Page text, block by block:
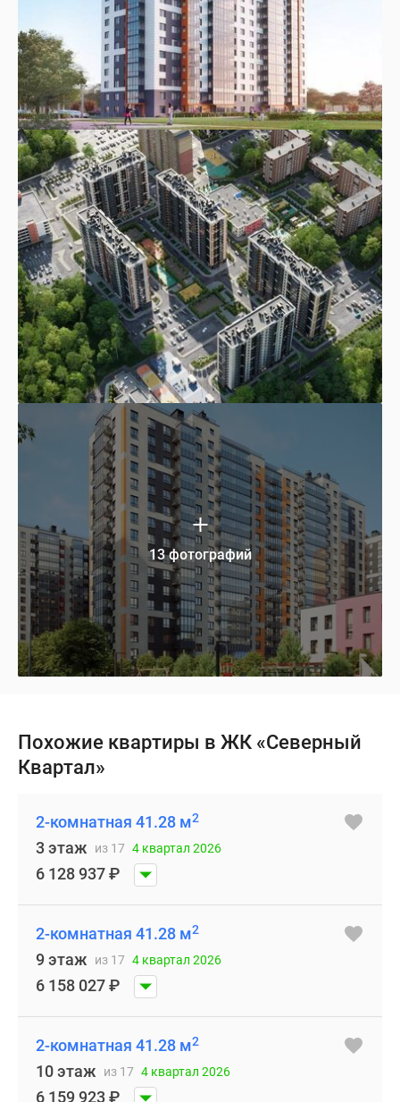
13 фотографий
Похожие квартиры в ЖК «Северный
Квартал»
2-комнатная 41.28 м2
3 этаж из 17 4 квартал 2026
6 128 937₽
2-комнатная 41.28 м2
9 этаж из 17 4 квартал 2026
6 158 027₽
2-комнатная 41.28 м2
10 этаж из 17 4 квартал 2026
6 159 923₽